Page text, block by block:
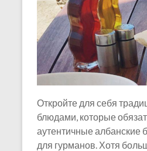
Откройте для себя
блюдами, которые
аутентичные албанские
для гурманов. Хотя